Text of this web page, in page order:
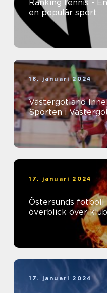
Ranking tennis -
en populär sport
18. januari 2024
Västergötland
Sporten i
17. januari 2024
Östersunds fotboll
överblick över
17. januari 2024